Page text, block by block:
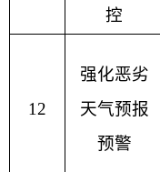
控
12
强化恶劣
天气预报
预警